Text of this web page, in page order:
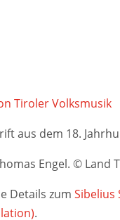
Tiroler Volksmusik
aus dem 18.
Engel. © Land
Details zumSibelius
.